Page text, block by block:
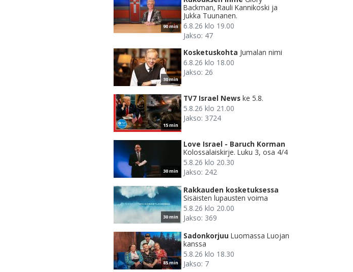
90 min
Backman, Rauli Kannikoski ja
Jukka Tuunanen.
6.8.26 klo 19.00
Jakso: 47
30 min
Kosketuskohta Jumalan nimi
6.8.26 klo 18.00
Jakso: 26
15 min
TV7 Israel News ke 5.8.
5.8.26 klo 21.00
Jakso: 3724
30 min
Love Israel - Baruch Korman
Kolossalaiskirje. Luku 3, osa 4/4
5.8.26 klo 20.30
Jakso: 242
30 min
Rakkauden kosketuksessa
Sisäisten lupausten voima
5.8.26 klo 20.00
Jakso: 369
85 min
Sadonkorjuu Luomassa Luojan
kanssa
5.8.26 klo 18.30
Jakso: 7